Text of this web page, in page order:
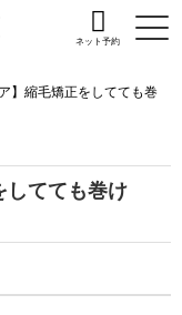
ネット予約
】縮毛矯正をしてても巻
してても巻け